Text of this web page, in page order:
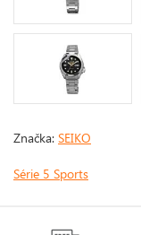
Značka: SEIKO
Série 5 Sports